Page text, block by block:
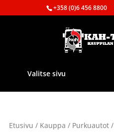
+358 (0)6 456 8800
Valitse sivu
Etusivu / Kauppa / Purkuautot/